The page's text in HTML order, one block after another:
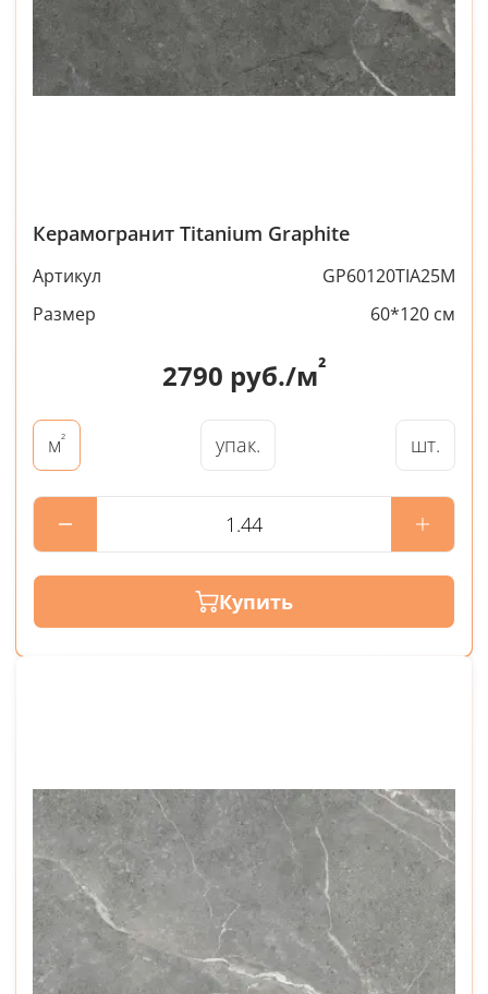
Керамогранит Titanium Graphite
Артикул
GP60120TIA25M
Размер
60*120 см
2790 руб./м²
м² упак. шт.
Купить